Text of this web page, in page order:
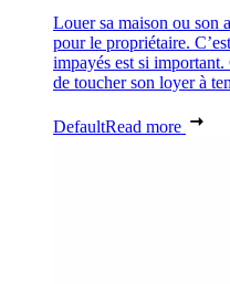
Louer sa maison ou son
pour le propriétaire.
impayés est si
de toucher son loyer à
DefaultRead more